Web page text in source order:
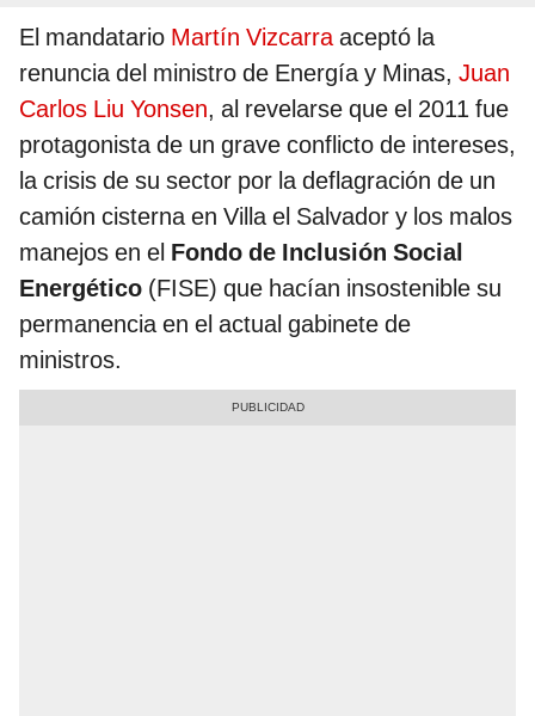
El mandatario Martín Vizcarraaceptó la
renuncia del ministro de Energía y Minas, Juan
Carlos Liu Yonsen, al revelarse que el 2011 fue
protagonista de un grave conflicto de intereses,
la crisis de su sector por la deflagración de un
camión cisterna en Villa el Salvador y los malos
manejos en el Fondo de Inclusión Social
Energético (FISE) que hacían insostenible su
permanencia en el actual gabinete de
ministros.